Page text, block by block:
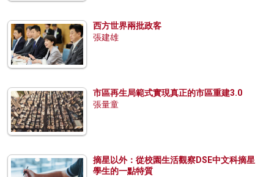
西方世界兩批政客
張建雄
市區再生局範式實現真正的市區重建3.0
張量童
摘星以外：從校園生活觀察DSE中文科摘星
學生的一點特質